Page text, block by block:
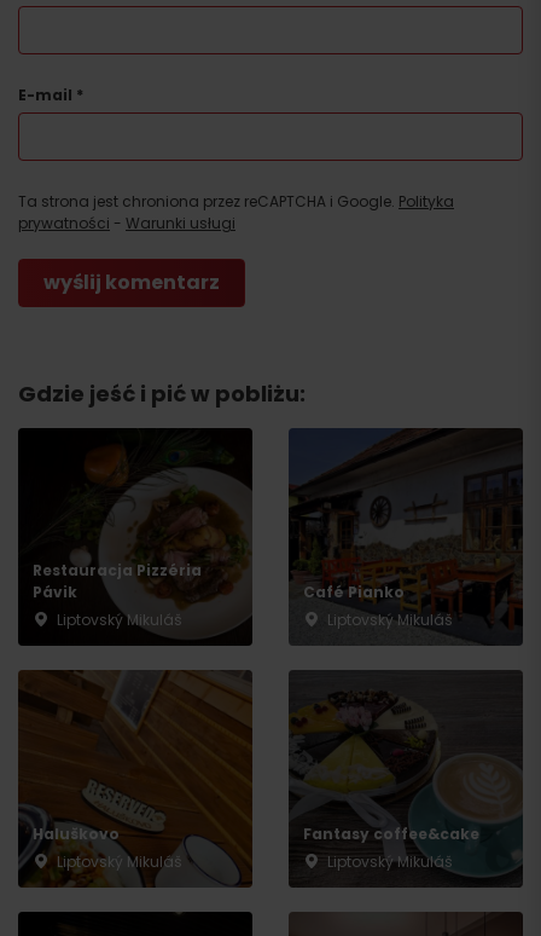
E-mail *
Ta strona jest chroniona przez reCAPTCHA i Google. Polityka
prywatności - Warunki usługi
Gdzie jeść i pić w pobliżu:
Restauracja Pizzéria
Pávik
Liptovský Mikuláš
Café Pianko
Liptovský Mikuláš
Haluškovo
Liptovský Mikuláš
Fantasy coffee&cake
Liptovský Mikuláš